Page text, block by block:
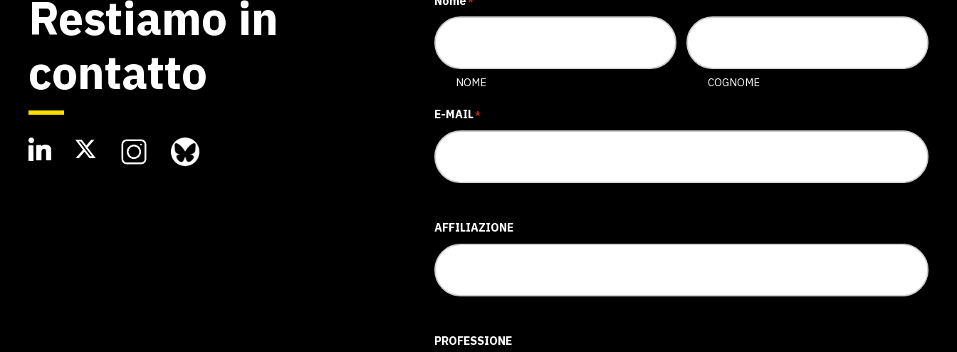
Restiamo in
contatto
NOME COGNOME
E-MAIL*
AFFILIAZIONE
PROFESSIONE